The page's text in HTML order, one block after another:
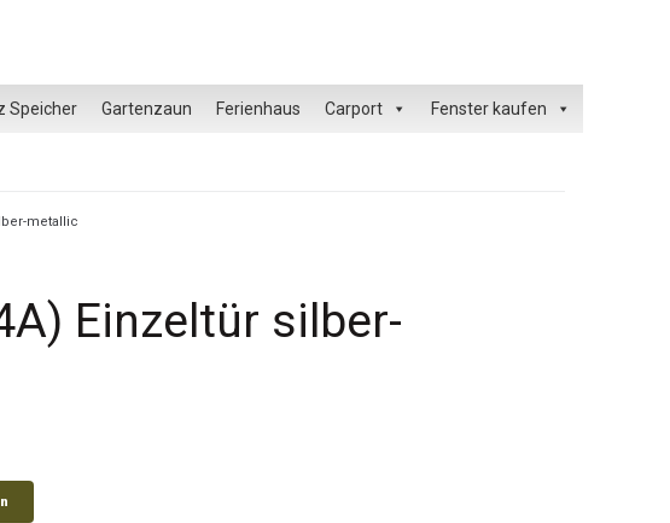
Speicher Gartenzaun Ferienhaus Carport Fenster kaufen
metallic
Einzeltür silber-